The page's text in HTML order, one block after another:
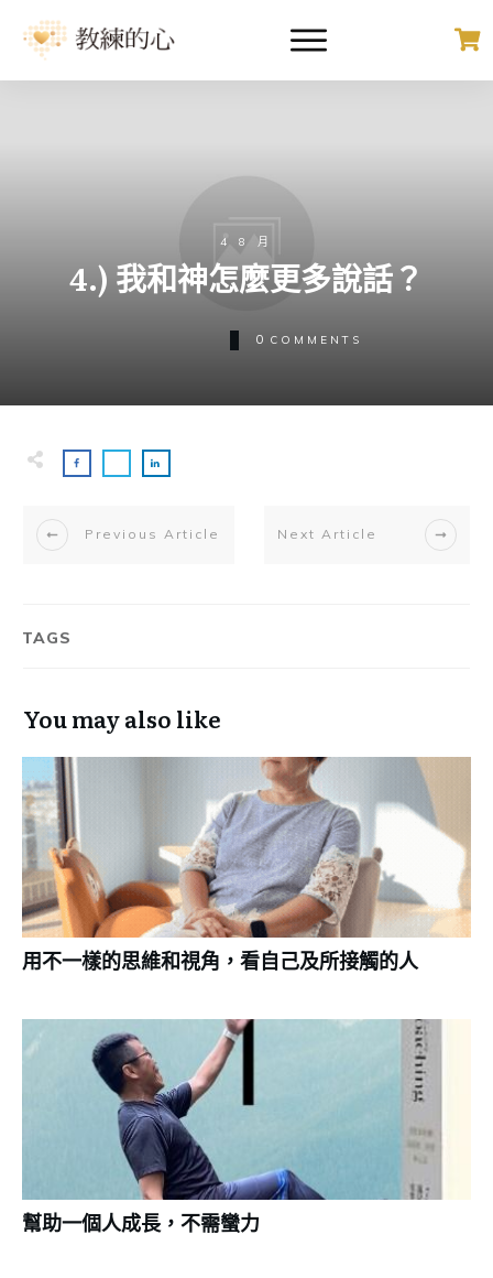
4 8 月
4.) 我和神怎麼更多說話？
0 COMMENTS
Previous Article Next Article
TAGS
You may also like
用不一樣的思維和視角，看自己及所接觸的人
幫助一個人成長，不需蠻力